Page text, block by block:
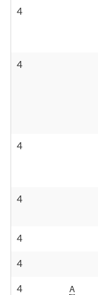
4
4
4
4
4
4
4 A